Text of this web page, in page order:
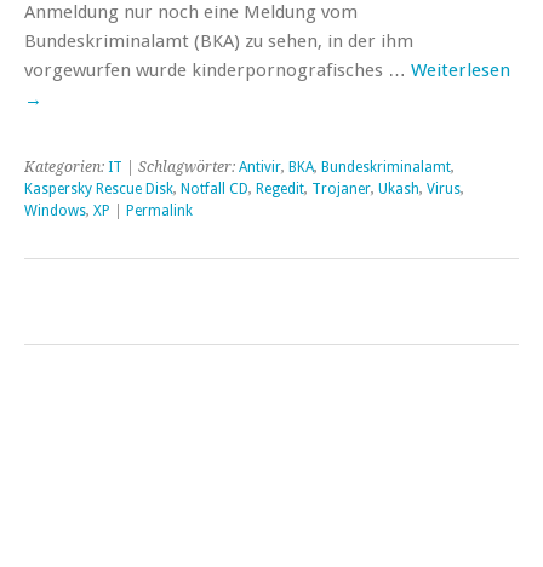
Anmeldung nur noch eine Meldung vom
Bundeskriminalamt (BKA) zu sehen, in der ihm
vorgewurfen wurde kinderpornografisches … Weiterlesen
→
Kategorien: IT | Schlagwörter: Antivir, BKA, Bundeskriminalamt,
Kaspersky Rescue Disk, Notfall CD, Regedit, Trojaner, Ukash, Virus,
Windows, XP Permalink